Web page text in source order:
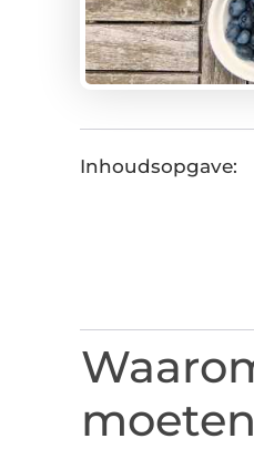
Inhoudsopgave: